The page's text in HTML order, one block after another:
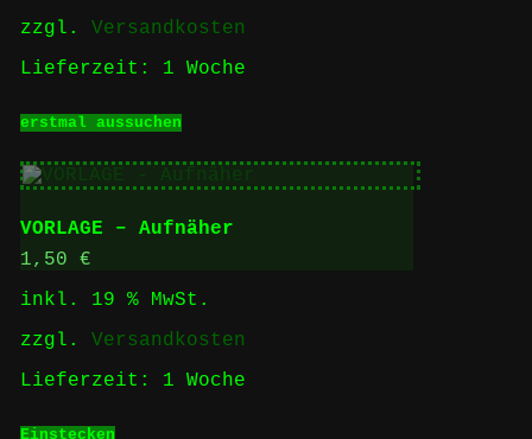
werden
zzgl. Versandkosten
Lieferzeit: 1 Woche
erstmal aussuchenProdukt
mehrere
Varianten
auf.
Die
auf
Produktseite
werden
VORLAGE – Aufnäher
1,50 €
inkl. 19 % MwSt.
zzgl. Versandkosten
Lieferzeit: 1 Woche
Einstecken